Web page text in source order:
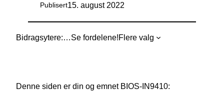
Publisert15. august 2022
Bidragsytere: Se fordelene!Flere valg
Denne siden er din og emnet BIOS-IN9410: